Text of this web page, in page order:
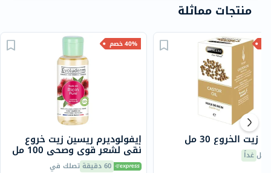
منتجات مماثلة
40% خصم
إيفولوديرم ريسين زيت خروع
نقي لشعر قوي وصحي 100 مل
60 دقيقة تصلك في
الخروع 30 مل
غداً